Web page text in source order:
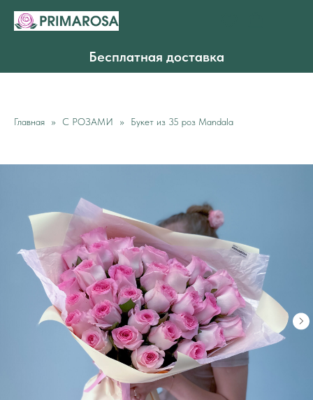
Бесплатная доставка
Главная С РОЗАМИ Букет из 35 роз Mandala